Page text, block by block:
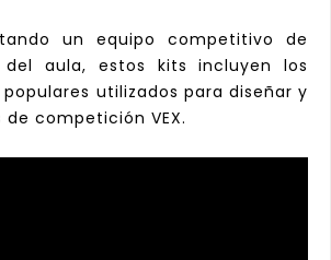
un equipo competitivo de
aula, estos kits incluyen los
utilizados para diseñar y
competición VEX.